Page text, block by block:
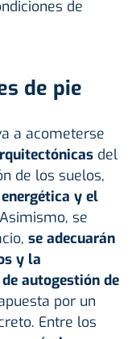
de
de pie
a acometerse
del
de los suelos,
y el
se
se adecuarán
y la
autogestión de
por un
Entre los